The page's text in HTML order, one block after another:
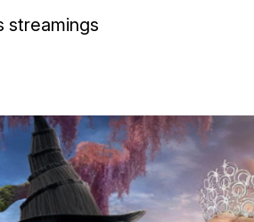
streamings